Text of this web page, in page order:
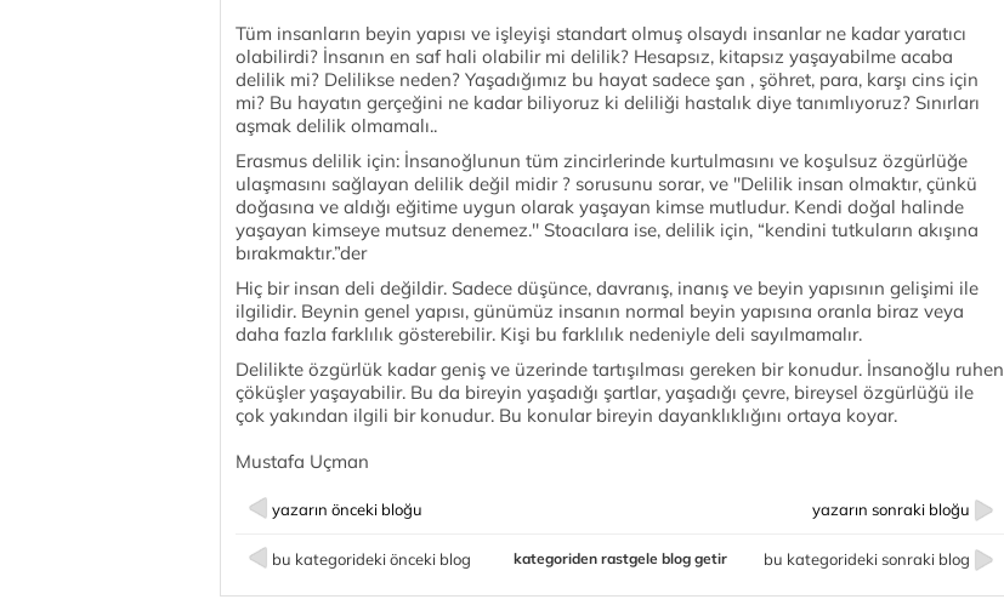
Tüm insanların beyin yapısı ve işleyişi standart olmuş olsaydı insanlar ne kadar yaratıcı
olabilirdi? İnsanın en saf hali olabilir mi delilik? Hesapsız, kitapsız yaşayabilme acaba
delilik mi? Delilikse neden? Yaşadığımız bu hayat sadece şan , şöhret, para, karşı cins için
mi? Bu hayatın gerçeğini ne kadar biliyoruz ki deliliği hastalık diye tanımlıyoruz? Sınırları
aşmak delilik olmamalı..
Erasmus delilik için: İnsanoğlunun tüm zincirlerinde kurtulmasını ve koşulsuz özgürlüğe
ulaşmasını sağlayan delilik değil midir ? sorusunu sorar, ve ''Delilik insan olmaktır, çünkü
doğasına ve aldığı eğitime uygun olarak yaşayan kimse mutludur. Kendi doğal halinde
yaşayan kimseye mutsuz denemez.'' Stoacılara ise, delilik için, “kendini tutkuların akışına
bırakmaktır.”der
Hiç bir insan deli değildir. Sadece düşünce, davranış, inanış ve beyin yapısının gelişimi ile
ilgilidir. Beynin genel yapısı, günümüz insanın normal beyin yapısına oranla biraz veya
daha fazla farklılık gösterebilir. Kişi bu farklılık nedeniyle deli sayılmamalır.
Delilikte özgürlük kadar geniş ve üzerinde tartışılması gereken bir konudur. İnsanoğlu ruhen
çöküşler yaşayabilir. Bu da bireyin yaşadığı şartlar, yaşadığı çevre, bireysel özgürlüğü ile
çok yakından ilgili bir konudur. Bu konular bireyin dayanklıklığını ortaya koyar.
Mustafa Uçman
yazarın önceki bloğu yazarın sonraki bloğu
bu kategorideki önceki blog bu kategorideki sonraki blog
kategoriden rastgele blog getir